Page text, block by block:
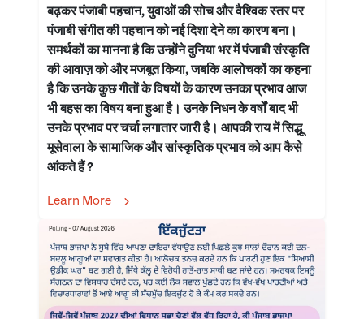
बढ़कर पंजाबी पहचान, युवाओं की सोच और वैश्विक स्तर पर
पंजाबी संगीत की पहचान को नई दिशा देने का कारण बना।
समर्थकों का मानना है कि उन्होंने दुनिया भर में पंजाबी संस्कृति
की आवाज़ को और मजबूत किया, जबकि आलोचकों का कहना
है कि उनके कुछ गीतों के विषयों के कारण उनका प्रभाव आज
भी बहस का विषय बना हुआ है। उनके निधन के वर्षों बाद भी
उनके प्रभाव पर चर्चा लगातार जारी है। आपकी राय में सिद्धू
मूसेवाला के सामाजिक और सांस्कृतिक प्रभाव को आप कैसे
आंकते हैं ?
Learn More